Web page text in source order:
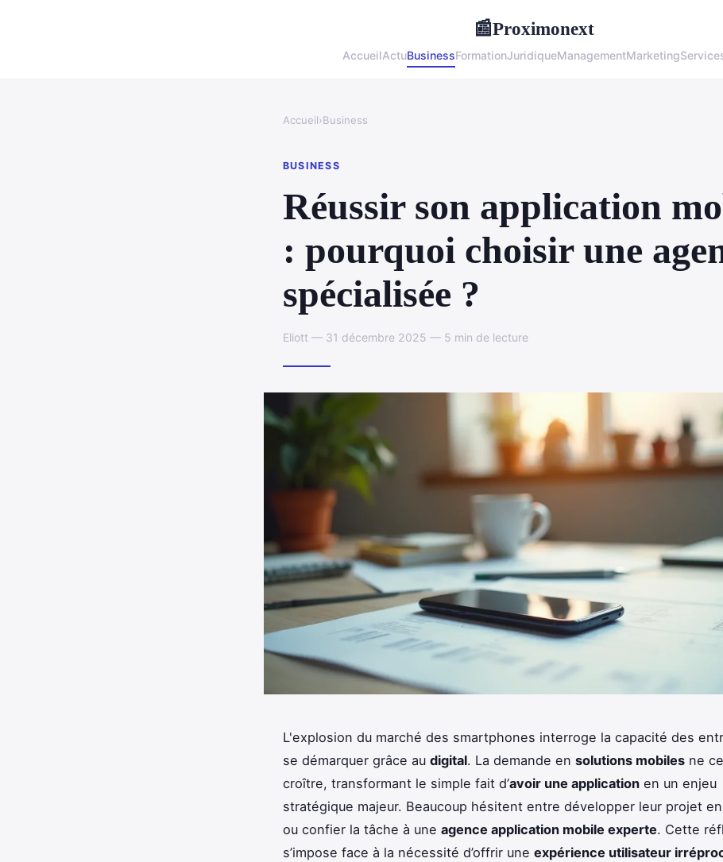
📰Proximonext
AccueilActuBusinessFormationJuridiqueManagementMarketing
Accueil›Business
BUSINESS
Réussir son application
: pourquoi choisir une
spécialisée ?
Eliott — 31 décembre 2025 — 5 min de lecture
L'explosion du marché des smartphones interroge la capacité des
se démarquer grâce au digital. La demande en solutions mobiles ne
croître, transformant le simple fait d’avoir une application en un enjeu
stratégique majeur. Beaucoup hésitent entre développer leur projet
ou confier la tâche à une agence application mobile experte. Cette
s’impose face à la nécessité d’offrir une expérience utilisateur